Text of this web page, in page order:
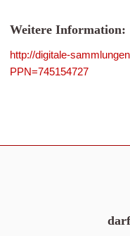
Weitere Information:
http://digitale-
PPN=745154727